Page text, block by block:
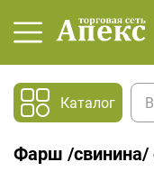
Каталог
Фарш /свинина/